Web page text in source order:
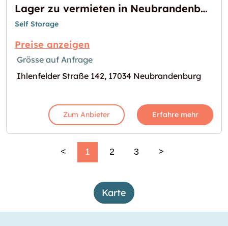
Lager zu vermieten in Neubrandenburg
Self Storage
Preise anzeigen
Grösse auf Anfrage
Ihlenfelder Straße 142, 17034 Neubrandenburg
Zum Anbieter Erfahre mehr
< 1 2 3 >
Karte